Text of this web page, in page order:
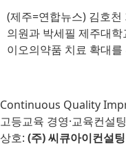
(제주=연합뉴스) 김호천
의원과 박세필 제주대
이오의약품 치료 확대
Continuous Quality
고등교육 경영·교육컨설
상호: (주) 씨큐아이컨설팅